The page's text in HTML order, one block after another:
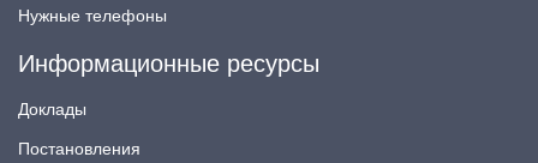
Нужные телефоны
Информационные ресурсы
Доклады
Постановления